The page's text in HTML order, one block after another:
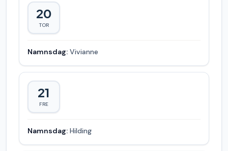
20
TOR
Namnsdag: Vivianne
21
FRE
Namnsdag: Hilding